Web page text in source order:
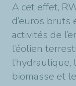
A cet effet,
d’euros
activités de
l’éolien
l’hydraulique,
biomasse et